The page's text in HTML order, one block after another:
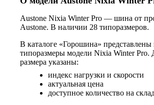
Austone Nixia Winter Pro — шина от
Austone. В наличии 28 типоразмеров.
В каталоге «Горошина» представлены
типоразмеры модели Nixia Winter Pro.
размера указаны:
индекс нагрузки и скорости
актуальная цена
доступное количество на